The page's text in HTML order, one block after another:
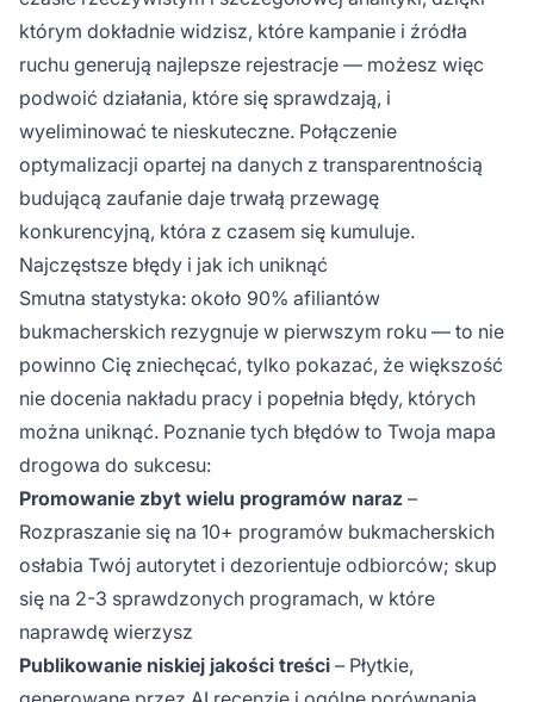
którym dokładnie widzisz, które kampanie i źródła
ruchu generują najlepsze rejestracje — możesz więc
podwoić działania, które się sprawdzają, i
wyeliminować te nieskuteczne. Połączenie
optymalizacji opartej na danych z transparentnością
budującą zaufanie daje trwałą przewagę
konkurencyjną, która z czasem się kumuluje.
Najczęstsze błędy i jak ich uniknąć
Smutna statystyka: około 90% afiliantów
bukmacherskich rezygnuje w pierwszym roku — to nie
powinno Cię zniechęcać, tylko pokazać, że większość
nie docenia nakładu pracy i popełnia błędy, których
można uniknąć. Poznanie tych błędów to Twoja mapa
drogowa do sukcesu:
Promowanie zbyt wielu programów naraz –
Rozpraszanie się na 10+ programów bukmacherskich
osłabia Twój autorytet i dezorientuje odbiorców; skup
się na 2-3 sprawdzonych programach, w które
naprawdę wierzysz
Publikowanie niskiej jakości treści – Płytkie,